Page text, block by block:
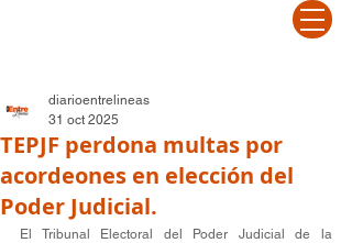
TEPJF perdona multas por
acordeones en elección del
Poder Judicial.
diarioentrelineas
31 oct 2025
El Tribunal Electoral del Poder Judicial de la